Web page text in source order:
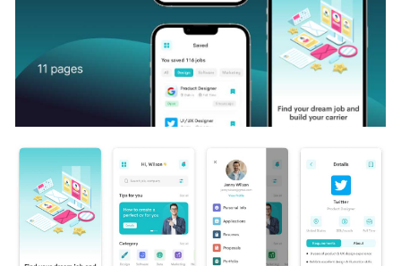
Chakra Admin 后台dashboard模板 .fig素材
2021-09-13
校园社交app ui设计 .fig素材 2022-05-24
家具电商app ui .xd素材 2021-01-06